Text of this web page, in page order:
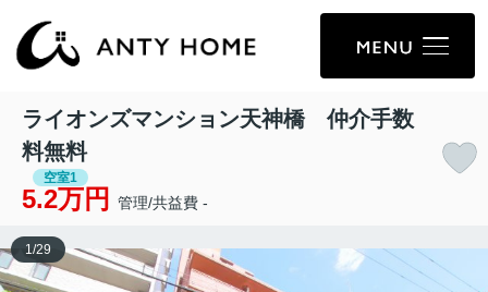
ライオンズマンション天神橋 仲介手数
料無料
空室1
5.2万円 管理/共益費 -
1 /29